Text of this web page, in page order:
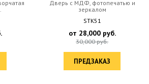
Дверь c МДФ, фотопечатью и
зеркалом
STK51
от 28,000руб.
30,000руб.
ПРЕДЗАКАЗ